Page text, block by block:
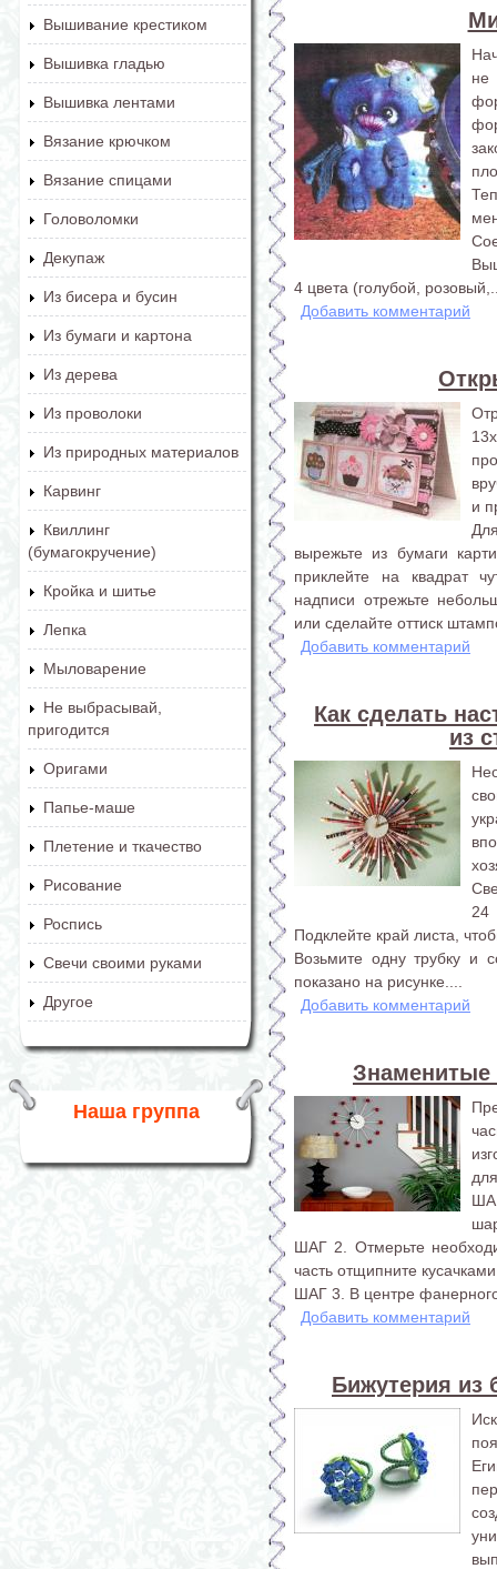
Вышивание крестиком
Вышивка гладью
Вышивка лентами
Вязание крючком
Вязание спицами
Головоломки
Декупаж
Из бисера и бусин
Из бумаги и картона
Из дерева
Из проволоки
Из природных материалов
Карвинг
Квиллинг
(бумагокручение)
Кройка и шитье
Лепка
Мыловарение
Не выбрасывай,
пригодится
Оригами
Папье-маше
Плетение и ткачество
Рисование
Роспись
Свечи своими руками
Другое
Наша группа
не
4 цвета (голубой,
Добавить комментарий
и
вырежьте из бумаги
приклейте на квадрат
надписи отрежьте
или сделайте оттиск
Добавить комментарий
Как сделать
из
24
Подклейте край листа,
Возьмите одну трубку и
показано на рисунке....
Добавить комментарий
ШАГ 2. Отмерьте
часть отщипните
ШАГ 3. В центре
Добавить комментарий
Бижутерия из